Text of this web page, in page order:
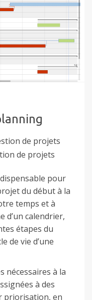
de projets
de projets
pour
du début à la
temps et à
d’un calendrier,
étapes du
de vie d’une
nécessaires à la
à des
priorisation, en